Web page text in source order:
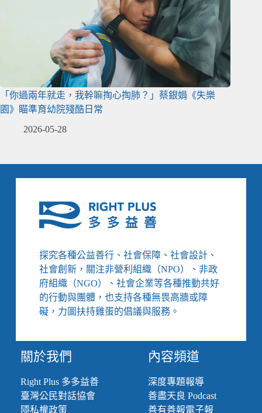
「你過兩年就走，我幹嘛掏心掏肺？」蔡銀娟《失樂
園》瞄準育幼院殘酷日常
2026-05-28
探究各種公益善行、社會保障、社會設計、
社會創新，關注非營利組織（NPO）、非政
府組織（NGO）、社會企業等各種推動共好
的行動與團體，也支持各種無畏高牆或障
礙，力圖扶持雞蛋的倡議與服務。
關於我們
Right Plus 多多益善
臺灣公民對話協會
隱私權政策
內容頻道
深度專題報導
善盡天良 Podcast
善有善報電子報